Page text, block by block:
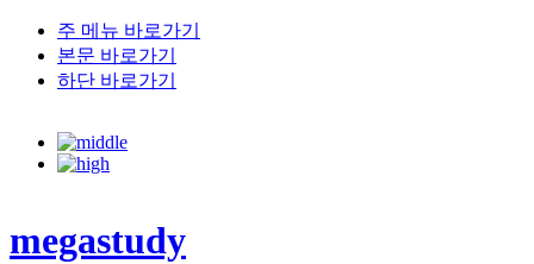
주 메뉴 바로가기
본문 바로가기
하단 바로가기
megastudy